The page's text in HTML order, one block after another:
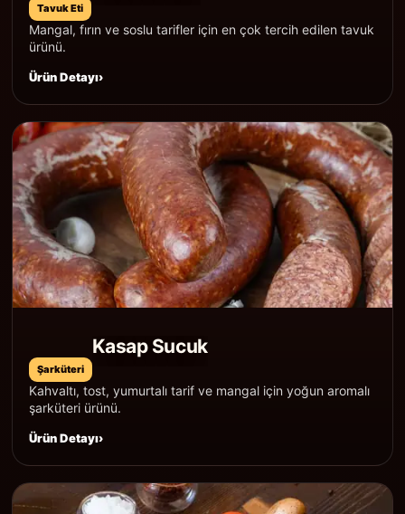
Tavuk Eti
Mangal, fırın ve soslu tarifler için en çok tercih edilen tavuk
ürünü.
Ürün Detayı
Şarküteri
Kasap Sucuk
Kahvaltı, tost, yumurtalı tarif ve mangal için yoğun aromalı
şarküteri ürünü.
Ürün Detayı